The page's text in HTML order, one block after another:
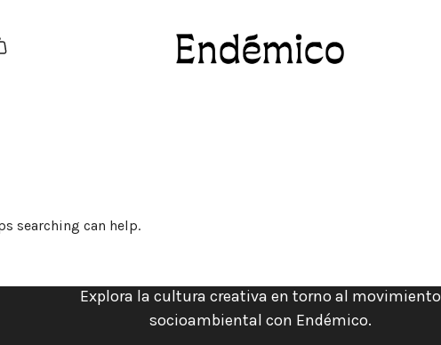
searching can help.
Explora la cultura creativa en torno al movimiento
socioambiental con Endémico.